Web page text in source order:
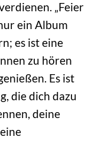
„Feier
ein Album
es ist eine
zu hören
Es ist
die dich dazu
deine